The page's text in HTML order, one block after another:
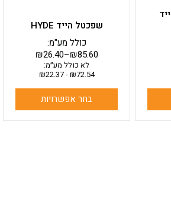
שפכטל הייד HYDE
₪26.40–₪85.60
כולל מע"מ:
לא כולל מע״מ:
₪72.54
-
₪22.37
בחר אפשרויות